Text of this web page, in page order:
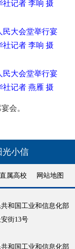
社记者 李响 摄
民大会堂举行宴
社记者 李响 摄
民大会堂举行宴
社记者 燕雁 摄
会。
光小信
直属高校 网站地图
和国工业和信息化部
街13号
和国工业和信息化部